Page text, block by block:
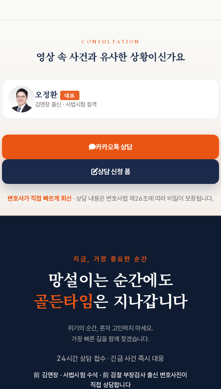
CONSULTATION
영상 속 사건과 유사한 상황이신가요
오정환 대표
김앤장 출신 · 사법시험 합격
카카오톡 상담
상담 신청 폼
변호사가 직접 빠르게 회신 · 상담 내용은 변호사법 제26조에 따라 비밀이 보장됩니다.
지금, 가장 중요한 순간
망설이는 순간에도
골든타임은 지나갑니다
위기의 순간, 혼자 고민하지 마세요.
가장 빠른 길을 함께 찾겠습니다.
24시간 상담 접수 · 긴급 사건 즉시 대응
前 김앤장 · 사법시험 수석 · 前 검찰 부장검사 출신 변호사진이
직접 상담합니다